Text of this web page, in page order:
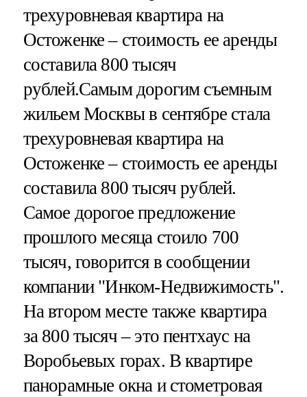
трехуровневая квартира на
Остоженке – стоимость ее аренды
составила 800 тысяч
рублей.Самым дорогим съемным
жильем Москвы в сентябре стала
трехуровневая квартира на
Остоженке – стоимость ее аренды
составила 800 тысяч рублей.
Самое дорогое предложение
прошлого месяца стоило 700
тысяч, говорится в сообщении
компании "Инком-Недвижимость".
На втором месте также квартира
за 800 тысяч – это пентхаус на
Воробьевых горах. В квартире
панорамные окна и стометровая